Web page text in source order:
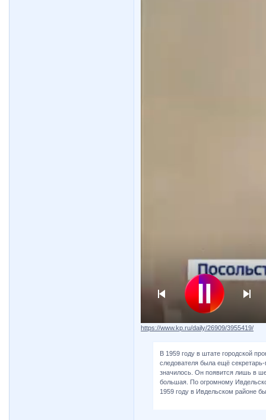
https://www.kp.ru/daily/26909/3955419/
В 1959 году в штате городской
следователя была ещё
значилось. Он появится лишь в
большая. По огромному
1959 году в Ивдельском районе